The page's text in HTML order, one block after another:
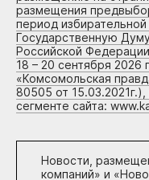
размещения
период
Государственную
Российской
18 – 20 сентября 2026
«Комсомольская
80505 от
сегменте сайта:
Новости,
компаний» и «